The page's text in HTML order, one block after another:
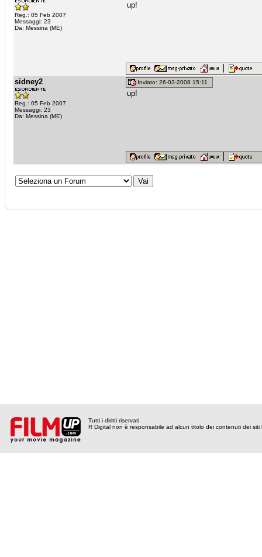
Reg.: 05 Feb 2007
Messaggi: 23
Da: Messina (ME)
up!
sidney2
Reg.: 05 Feb 2007
Messaggi: 23
Da: Messina (ME)
Inviato: 26-03-2008 15:11
up!
Tutti i diritti riservati
R Digital non è responsabile ad alcun titolo dei contenuti dei siti